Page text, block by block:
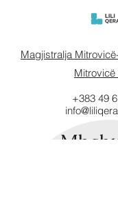
Magjistralja
Mitrovicë
+383 49